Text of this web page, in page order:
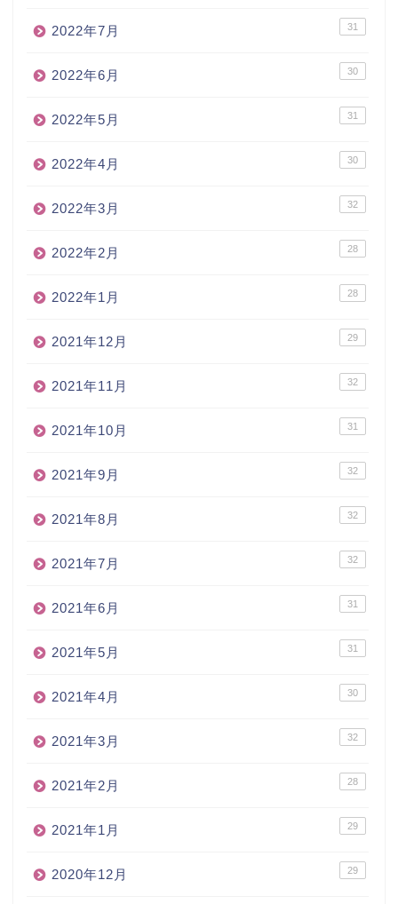
2022年7月 31
2022年6月 30
2022年5月 31
2022年4月 30
2022年3月 32
2022年2月 28
2022年1月 28
2021年12月 29
2021年11月 32
2021年10月 31
2021年9月 32
2021年8月 32
2021年7月 32
2021年6月 31
2021年5月 31
2021年4月 30
2021年3月 32
2021年2月 28
2021年1月 29
2020年12月 29